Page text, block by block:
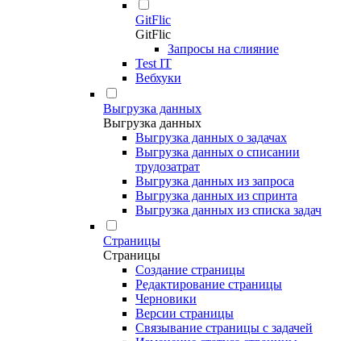
GitFlic
GitFlic
Запросы на слияние
Test IT
Вебхуки
Выгрузка данных
Выгрузка данных
Выгрузка данных о задачах
Выгрузка данных о списании
трудозатрат
Выгрузка данных из запроса
Выгрузка данных из спринта
Выгрузка данных из списка задач
Страницы
Страницы
Создание страницы
Редактирование страницы
Черновики
Версии страницы
Связывание страницы с задачей